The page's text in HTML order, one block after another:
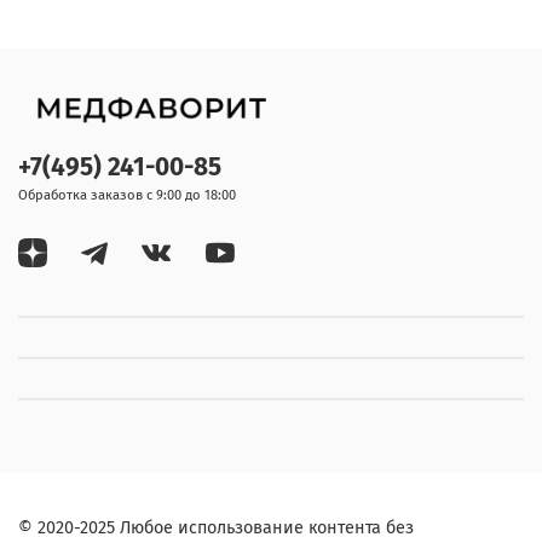
+7(495) 241-00-85
Обработка заказов с 9:00 до 18:00
© 2020-2025 Любое использование контента без